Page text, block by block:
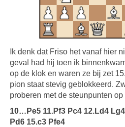
Ik denk dat Friso het vanaf hier
geval had hij toen ik
op de klok en waren ze bij zet
pion staat stevig geblokkeerd.
proberen met de steunpunten op
10…Pe5 11.Pf3 Pc4 12.Ld4
Pd6 15.c3 Pfe4